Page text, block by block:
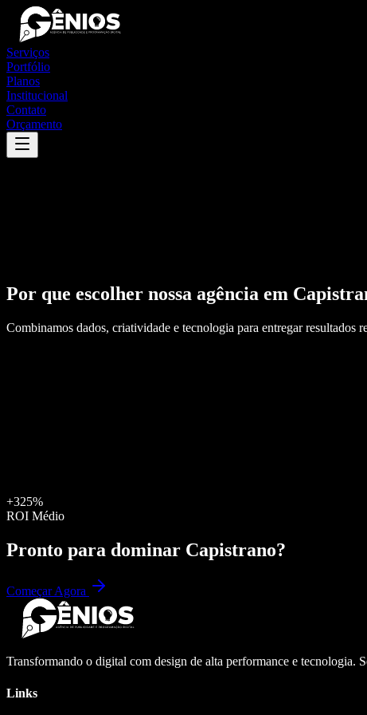
Serviços
Portfólio
Planos
Institucional
Contato
Orçamento
Por que escolher nossa agência em
Combinamos dados, criatividade e tecnologia para entregar resultados
+325%
ROI Médio
Pronto para dominar Capistrano?
Começar Agora
Transformando o digital com design de alta performance e tecnologia.
Links